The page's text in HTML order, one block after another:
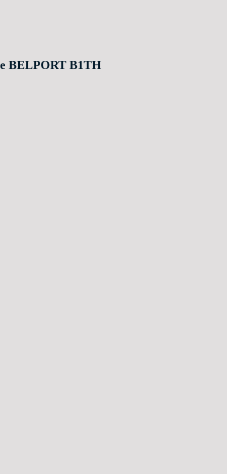
BELPORT B1TH